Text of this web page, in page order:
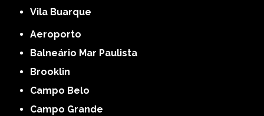
Vila Buarque
Aeroporto
Balneário Mar Paulista
Brooklin
Campo Belo
Campo Grande